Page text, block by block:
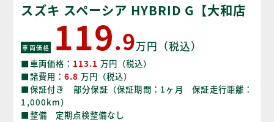
スズキ スペーシア HYBRID G【大和店
WEB限定目玉車】
車両価格 119.9万円（税込）
■車両価格： 113.1 万円（税込）
■諸費用： 6.8 万円（税込）
■保証付き 部分保証（保証期間：1ヶ月 保証走行距離：
1,000km）
■整備 定期点検整備なし